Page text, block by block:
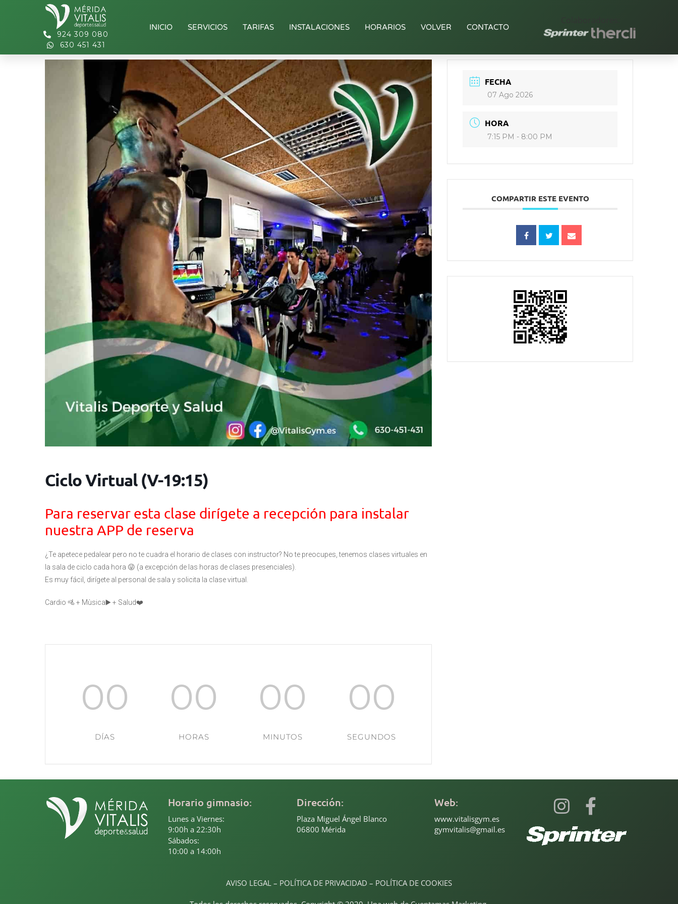
924 309 080
630 451 431
INICIO SERVICIOS TARIFAS INSTALACIONES HORARIOS VOLVER CONTACTO
Ciclo Virtual (V-19:15)
Para reservar esta clase dirígete a recepción para instalar
nuestra APP de reserva
¿Te apetece pedalear pero no te cuadra el horario de clases con instructor? No te preocupes, tenemos clases virtuales en
la sala de ciclo cada hora 😜 (a excepción de las horas de clases presenciales).
Es muy fácil, dirígete al personal de sala y solicita la clase virtual.
Cardio 🚵 + Mùsica▶️ + Salud❤️
00
DÍAS
00
HORAS
00
MINUTOS
00
SEGUNDOS
FECHA
07 Ago 2026
HORA
7:15 PM - 8:00 PM
COMPARTIR ESTE EVENTO
Horario gimnasio:
Lunes a Viernes:
9:00h a 22:30h
Sábados:
10:00 a 14:00h
Dirección:
Plaza Miguel Ángel Blanco
06800 Mérida
Web:
www.vitalisgym.es
gymvitalis@gmail.es
AVISO LEGAL – POLÍTICA DE PRIVACIDAD – POLÍTICA DE COOKIES